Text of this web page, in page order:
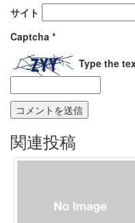
サイト
Captcha *
Type the
関連投稿